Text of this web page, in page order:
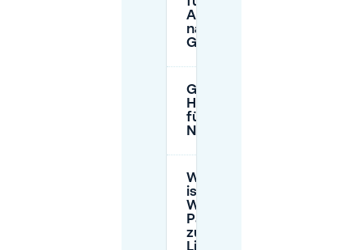
AFAS Live in
nahegelegenen
Garagen?
Gibt es
Höhenbeschränkungen
für Parkgaragen in der
Nähe von AFAS Live?
Wie lang
ist der
Weg vom
Parkplatz
zu AFAS